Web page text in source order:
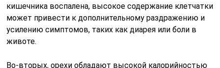
кишечника воспалена, высокое содержание клетчатки
может привести к дополнительному раздражению и
усилению симптомов, таких как диарея или боли в
животе.
Во-вторых, орехи обладают высокой калорийностью